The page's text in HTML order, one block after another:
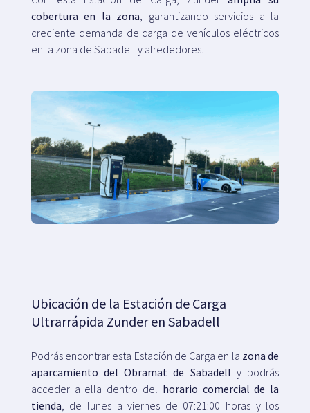
cobertura en la zona, garantizando servicios a la
creciente demanda de carga de vehículos eléctricos
en la zona de Sabadell y alrededores.
Ubicación de la Estación de Carga
Ultrarrápida Zunder en Sabadell
Podrás encontrar esta Estación de Carga en la zona de
aparcamiento del Obramat de Sabadell y podrás
acceder a ella dentro del horario comercial de la
tienda , de lunes a viernes de 07:21:00 horas y los